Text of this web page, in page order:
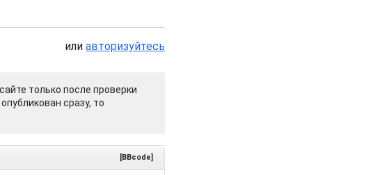
или авторизуйтесь
только после проверки
сразу, то
[BBcode]